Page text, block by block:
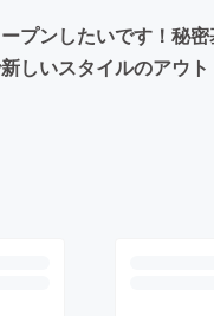
プンしたいです！秘
しいスタイルのアウ